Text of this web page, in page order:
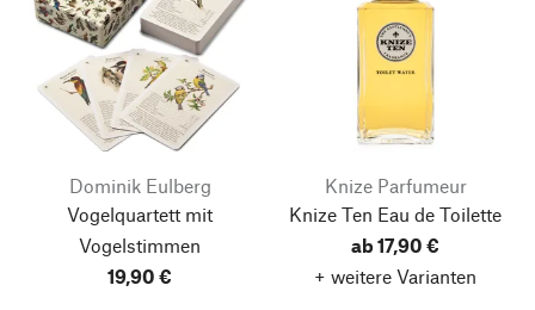
Dominik Eulberg
Vogelquartett mit
Vogelstimmen
19,90 €
Knize Parfumeur
Knize Ten Eau de Toilette
ab 17,90 €
+ weitere Varianten